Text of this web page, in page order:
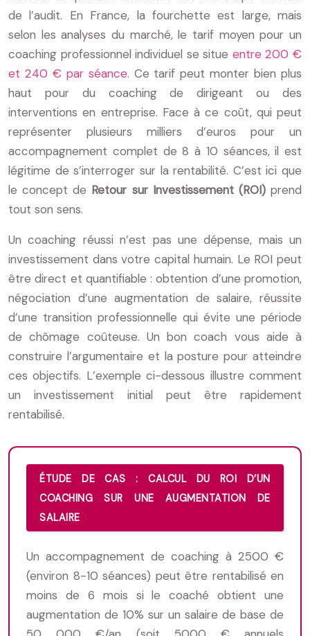
de l’audit. En France, la fourchette est large, mais
selon les analyses du marché, le tarif moyen pour un
coaching professionnel individuel se situe entre 200 €
et 240 € par séance. Ce tarif peut monter bien plus
haut pour du coaching de dirigeant ou des
interventions en entreprise. Face à ce coût, qui peut
représenter plusieurs milliers d’euros pour un
accompagnement complet de 8 à 10 séances, il est
légitime de s’interroger sur la rentabilité. C’est ici que
le concept de Retour sur Investissement (ROI)prend
tout son sens.
Un coaching réussi n’est pas une dépense, mais un
investissement dans votre capital humain. Le ROI peut
être direct et quantifiable : obtention d’une promotion,
négociation d’une augmentation de salaire, réussite
d’une transition professionnelle qui évite une période
de chômage coûteuse. Un bon coach vous aide à
construire l’argumentaire et la posture pour atteindre
ces objectifs. L’exemple ci-dessous illustre comment
un investissement initial peut être rapidement
rentabilisé.
ÉTUDE DE CAS : CALCUL DU ROI D’UN
COACHING SUR UNE AUGMENTATION DE
SALAIRE
Un accompagnement de coaching à 2500 €
(environ 8-10 séances) peut être rentabilisé en
moins de 6 mois si le coaché obtient une
augmentation de 10% sur un salaire de base de